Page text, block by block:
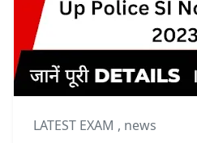
LATEST EXAM , news